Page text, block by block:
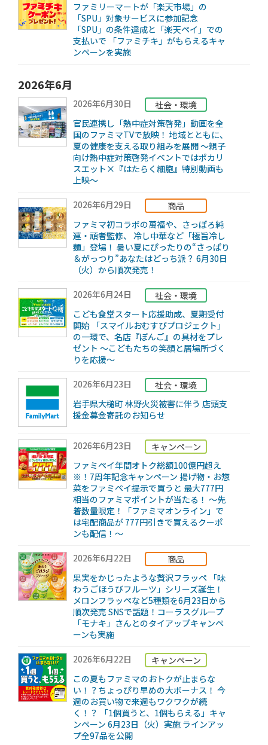
ファミリーマートが「楽天市場」の
「SPU」対象サービスに参加記念
「SPU」の条件達成と「楽天ペイ」での
支払いで 「ファミチキ」がもらえるキャ
ンペーンを実施
2026年6月
2026年6月30日
社会・環境
官民連携し「熱中症対策啓発」動画を全
国のファミマTVで放映！ 地域とともに、
夏の健康を支える取り組みを展開 ～親子
向け熱中症対策啓発イベントではポカリ
スエット×『はたらく細胞』特別動画も
上映～
2026年6月29日
商品
ファミマ初コラボの萬福や、さっぽろ純
連・頑者監修、 冷し中華など「極旨冷し
麺」登場！ 暑い夏にぴったりの“さっぱり
＆がっつり”あなたはどっち派？ 6月30日
（火）から順次発売！
2026年6月24日
社会・環境
こども食堂スタート応援助成、夏期受付
開始 「スマイルおむすびプロジェクト」
の一環で、名店『ぼんご』の具材をプレ
ゼント ～こどもたちの笑顔と居場所づく
りを応援～
2026年6月23日
社会・環境
岩手県大槌町 林野火災被害に伴う 店頭支
援金募金寄託のお知らせ
2026年6月23日
キャンペーン
ファミペイ年間オトク総額100億円超え
※！7周年記念キャンペーン 揚げ物・お惣
菜をファミペイ提示で買うと 最大777円
相当のファミマポイントが当たる！ ～先
着数量限定！「ファミマオンライン」で
は宅配商品が 777円引きで買えるクーポ
ンも配信！～
2026年6月22日
商品
果実をかじったような贅沢フラッペ 「味
わうごほうびフルーツ」シリーズ誕生！
メロンフラッペなど5種類を6月23日から
順次発売 SNSで話題！コーラスグループ
「モナキ」さんとのタイアップキャンペ
ーンも実施
2026年6月22日
キャンペーン
この夏もファミマのおトクが止まらな
い！？ちょっぴり早めの大ボーナス！ 今
週のお買い物で来週もワクワクが続
く！？ 「1個買うと、1個もらえる」キャ
ンペーン 6月23日（火）実施 ラインアッ
プ全97品を公開